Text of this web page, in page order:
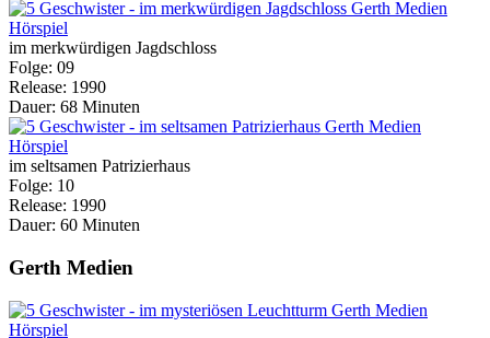
im merkwürdigen Jagdschloss
Folge: 09
Release: 1990
Dauer: 68 Minuten
im seltsamen Patrizierhaus
Folge: 10
Release: 1990
Dauer: 60 Minuten
Gerth Medien